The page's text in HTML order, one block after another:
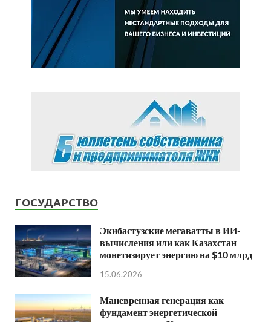
ГОСУДАРСТВО
Экибастузские мегаватты в ИИ-
вычисления или как Казахстан
монетизирует энергию на $10 млрд
15.06.2026
Маневренная генерация как
фундамент энергетической